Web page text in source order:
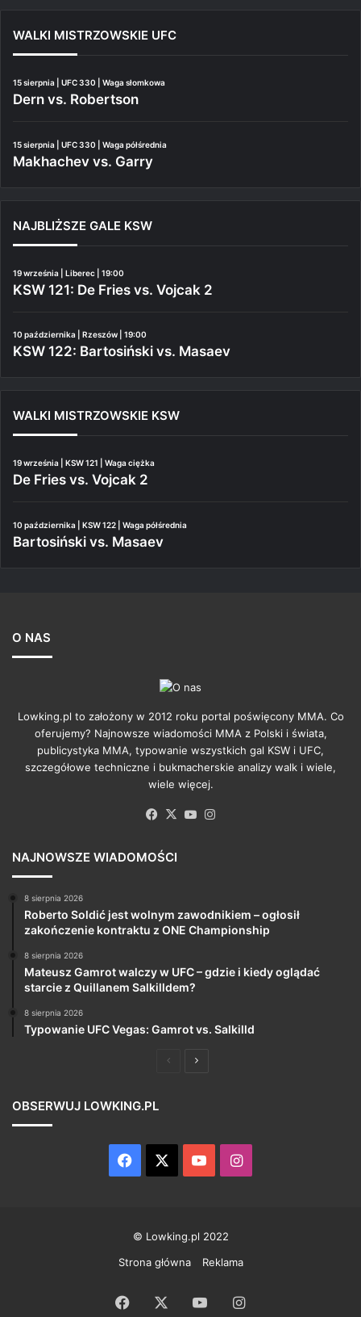
WALKI MISTRZOWSKIE UFC
15 sierpnia | UFC 330 | Waga słomkowa
Dern vs. Robertson
15 sierpnia | UFC 330 | Waga półśrednia
Makhachev vs. Garry
NAJBLIŻSZE GALE KSW
19 września | Liberec | 19:00
KSW 121: De Fries vs. Vojcak 2
10 października | Rzeszów | 19:00
KSW 122: Bartosiński vs. Masaev
WALKI MISTRZOWSKIE KSW
19 września | KSW 121 | Waga ciężka
De Fries vs. Vojcak 2
10 października | KSW 122 | Waga półśrednia
Bartosiński vs. Masaev
O NAS
Lowking.pl to założony w 2012 roku portal poświęcony MMA. Co
oferujemy? Najnowsze wiadomości MMA z Polski i świata,
publicystyka MMA, typowanie wszystkich gal KSW i UFC,
szczegółowe techniczne i bukmacherskie analizy walk i wiele,
wiele więcej.
Facebook
X YouTube
NAJNOWSZE WIADOMOŚCI
8 sierpnia 2026
Roberto Soldić jest wolnym zawodnikiem – ogłosił
zakończenie kontraktu z ONE Championship
8 sierpnia 2026
Mateusz Gamrot walczy w UFC – gdzie i kiedy oglądać
starcie z Quillanem Salkilldem?
8 sierpnia 2026
Typowanie UFC Vegas: Gamrot vs. Salkilld
PoprzedniaNastępna
OBSERWUJ LOWKING.PL
Facebook YouTubeInstagram
© Lowking.pl 2022
Strona główna
Reklama
Facebook YouTubeInstagram